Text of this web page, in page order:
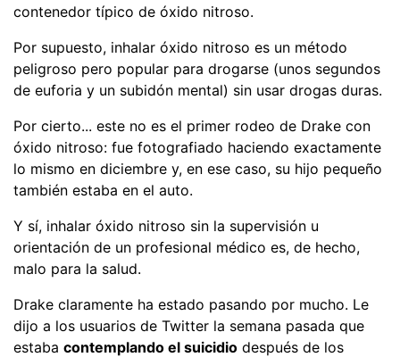
contenedor típico de óxido nitroso.
Por supuesto, inhalar óxido nitroso es un método
peligroso pero popular para drogarse (unos segundos
de euforia y un subidón mental) sin usar drogas duras.
Por cierto... este no es el primer rodeo de Drake con
óxido nitroso: fue fotografiado haciendo exactamente
lo mismo en diciembre y, en ese caso, su hijo pequeño
también estaba en el auto.
Y sí, inhalar óxido nitroso sin la supervisión u
orientación de un profesional médico es, de hecho,
malo para la salud.
Drake claramente ha estado pasando por mucho. Le
dijo a los usuarios de Twitter la semana pasada que
estaba contemplando el suicidio después de los